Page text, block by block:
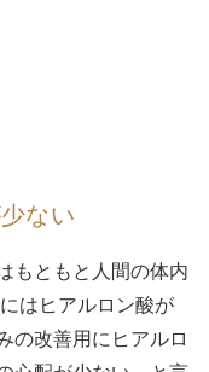
ない
もともと人間の体内
はヒアルロン酸が
の改善用にヒアルロ